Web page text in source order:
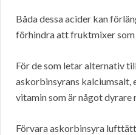
Båda dessa acider kan
förhindra att fruktmixer
För de som letar alternativ
askorbinsyrans kalciumsalt,
vitamin som är något dyrare
Förvara askorbinsyra